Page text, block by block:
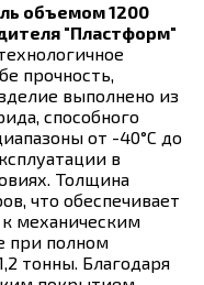
объемом 1200
"Пластформ"
прочность,
выполнено из
способного
от -40°C до
в
Толщина
что обеспечивает
механическим
при полном
тонны. Благодаря